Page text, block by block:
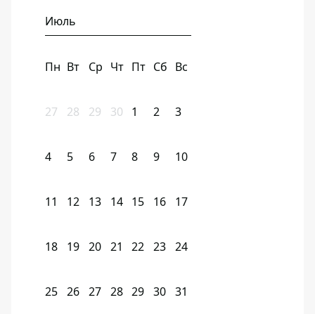
Июль
Пн Вт Ср Чт Пт Сб Вс
27 28 29 30 1 2 3
4 5 6 7 8 9 10
11 12 13 14 15 16 17
18 19 20 21 22 23 24
25 26 27 28 29 30 31